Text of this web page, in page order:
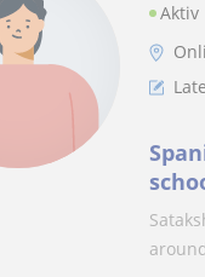
Aktiv